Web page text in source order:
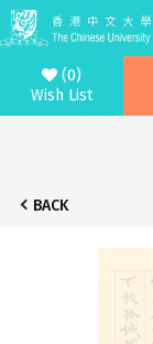
(0)
Wish List
BACK